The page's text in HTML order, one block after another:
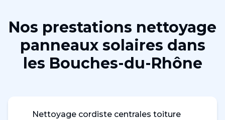
Nos prestations nettoyage
panneaux solaires dans
les Bouches-du-Rhône
Nettoyage cordiste centrales toiture